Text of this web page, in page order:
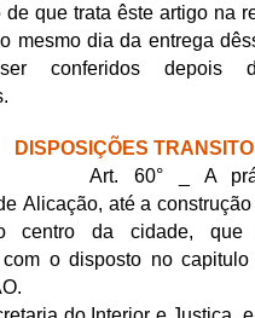
de que trata êste artigo na
mesmo dia da entrega
conferidos depois
DISPOSIÇÕES
_ A prática
Alicação, até a
centro da cidade, que
o disposto no